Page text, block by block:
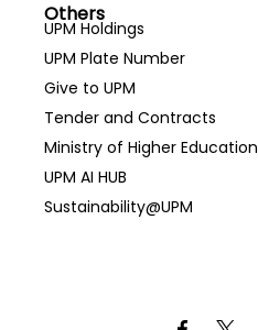
Others
UPM Holdings
UPM Plate Number
Give to UPM
Tender and Contracts
Ministry of Higher Education
UPM AI HUB
Sustainability@UPM